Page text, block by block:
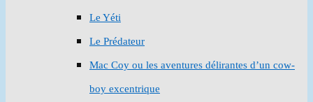
Le Yéti
Le Prédateur
Mac Coy ou les aventures délirantes d’un cow-
boy excentrique